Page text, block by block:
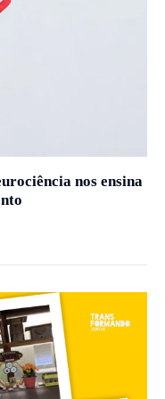
nos ensina